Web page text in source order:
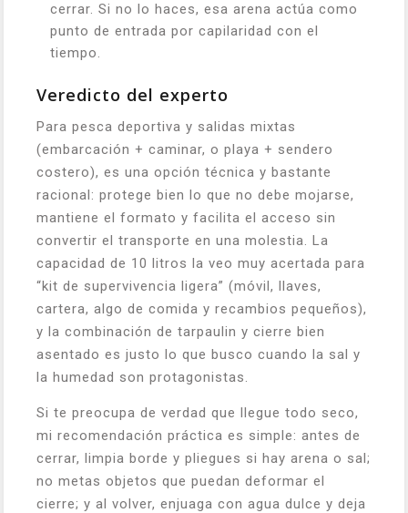
cerrar. Si no lo haces, esa arena actúa como
punto de entrada por capilaridad con el
tiempo.
Veredicto del experto
Para pesca deportiva y salidas mixtas
(embarcación + caminar, o playa + sendero
costero), es una opción técnica y bastante
racional: protege bien lo que no debe mojarse,
mantiene el formato y facilita el acceso sin
convertir el transporte en una molestia. La
capacidad de 10 litros la veo muy acertada para
“kit de supervivencia ligera” (móvil, llaves,
cartera, algo de comida y recambios pequeños),
y la combinación de tarpaulin y cierre bien
asentado es justo lo que busco cuando la sal y
la humedad son protagonistas.
Si te preocupa de verdad que llegue todo seco,
mi recomendación práctica es simple: antes de
cerrar, limpia borde y pliegues si hay arena o sal;
no metas objetos que puedan deformar el
cierre; y al volver, enjuaga con agua dulce y deja